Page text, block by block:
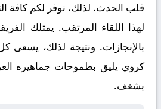
قلب الحدث. لذلك، نوفر لكم كافة
لهذا اللقاء المرتقب. يمتلك
بالإنجازات. ونتيجة لذلك،
كروي يليق بطموحات جماهيره
بشغف.